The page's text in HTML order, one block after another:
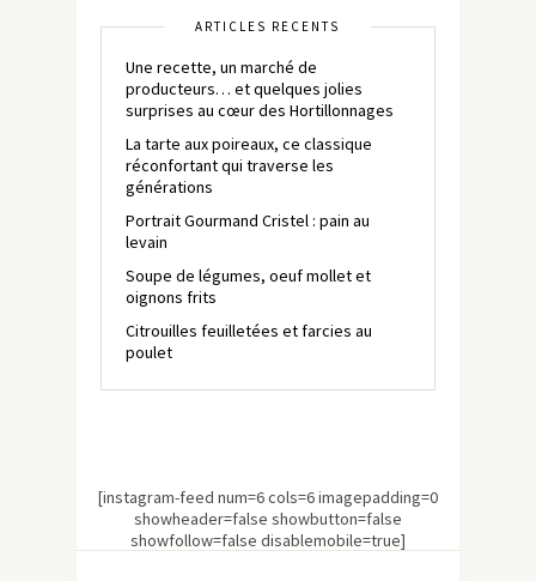
ARTICLES RÉCENTS
Une recette, un marché de
producteurs… et quelques jolies
surprises au cœur des Hortillonnages
La tarte aux poireaux, ce classique
réconfortant qui traverse les
générations
Portrait Gourmand Cristel : pain au
levain
Soupe de légumes, oeuf mollet et
oignons frits
Citrouilles feuilletées et farcies au
poulet
[instagram-feed num=6 cols=6 imagepadding=0
showheader=false showbutton=false
showfollow=false disablemobile=true]